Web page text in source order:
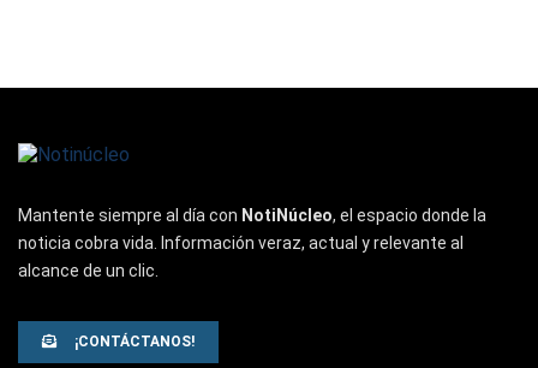
Mantente siempre al día con NotiNúcleo, el espacio donde la
noticia cobra vida. Información veraz, actual y relevante al
alcance de un clic.
¡CONTÁCTANOS!